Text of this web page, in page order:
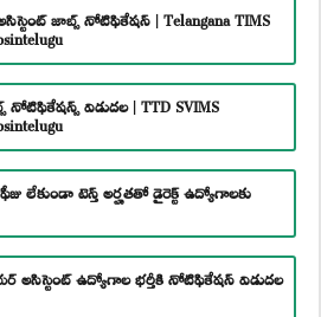
జాబ్స్ నోటిఫికేషన్ | Telangana TIMS
నోటిఫికేషన్స్ విడుదల | TTD SVIMS
లేకుండా టెన్త్ అర్హతతో డైరెక్ట్ ఉద్యోగాలకు
అసిస్టెంట్ ఉద్యోగాల భర్తీకి నోటిఫికేషన్ విడుదల